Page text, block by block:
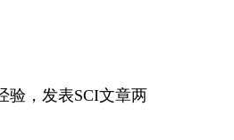
验，发表SCI文章两